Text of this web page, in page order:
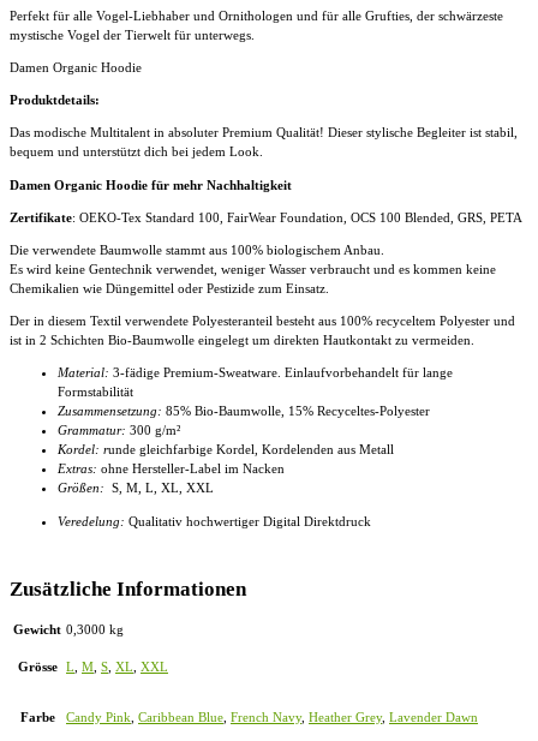
Perfekt für alle Vogel-Liebhaber und Ornithologen und für alle Grufties, der schwärzeste
mystische Vogel der Tierwelt für unterwegs.
Damen Organic Hoodie
Produktdetails:
Das modische Multitalent in absoluter Premium Qualität! Dieser stylische Begleiter ist stabil,
bequem und unterstützt dich bei jedem Look.
Damen Organic Hoodie für mehr Nachhaltigkeit
Zertifikate: OEKO-Tex Standard 100, FairWear Foundation, OCS 100 Blended, GRS, PETA
Die verwendete Baumwolle stammt aus 100% biologischem Anbau.
Es wird keine Gentechnik verwendet, weniger Wasser verbraucht und es kommen keine
Chemikalien wie Düngemittel oder Pestizide zum Einsatz.
Der in diesem Textil verwendete Polyesteranteil besteht aus 100% recyceltem Polyester und
ist in 2 Schichten Bio-Baumwolle eingelegt um direkten Hautkontakt zu vermeiden.
Material: 3-fädige Premium-Sweatware. Einlaufvorbehandelt für lange
Formstabilität
Zusammensetzung: 85% Bio-Baumwolle, 15% Recyceltes-Polyester
Grammatur: 300 g/m²
Kordel: runde gleichfarbige Kordel, Kordelenden aus Metall
Extras: ohne Hersteller-Label im Nacken
Größen: S, M, L, XL, XXL
Veredelung: Qualitativ hochwertiger Digital Direktdruck
Zusätzliche Informationen
Gewicht 0,3000 kg
Grösse L M S XL XXL
Farbe Candy Pink Caribbean Blue French Navy, Heather Grey, Lavender Dawn